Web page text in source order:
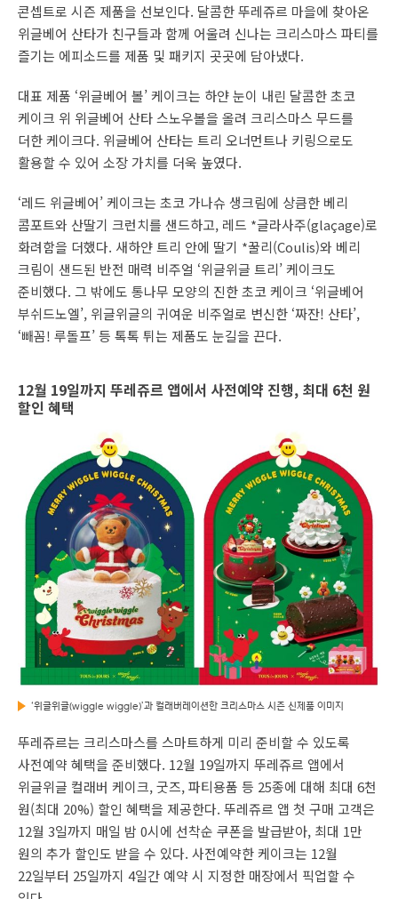
콘셉트로 시즌 제품을 선보인다. 달콤한 뚜레쥬르 마을에 찾아온
위글베어 산타가 친구들과 함께 어울려 신나는 크리스마스 파티를
즐기는 에피소드를 제품 및 패키지 곳곳에 담아냈다.
대표 제품 ‘위글베어 볼’ 케이크는 하얀 눈이 내린 달콤한 초코
케이크 위 위글베어 산타 스노우볼을 올려 크리스마스 무드를
더한 케이크다. 위글베어 산타는 트리 오너먼트나 키링으로도
활용할 수 있어 소장 가치를 더욱 높였다.
‘레드 위글베어’ 케이크는 초코 가나슈 생크림에 상큼한 베리
콤포트와 산딸기 크런치를 샌드하고, 레드 *글라사주(glaçage)로
화려함을 더했다. 새하얀 트리 안에 딸기 *꿀리(Coulis)와 베리
크림이 샌드된 반전 매력 비주얼 ‘위글위글 트리’ 케이크도
준비했다. 그 밖에도 통나무 모양의 진한 초코 케이크 ‘위글베어
부쉬드노엘’, 위글위글의 귀여운 비주얼로 변신한 ‘짜잔! 산타’,
‘빼꼼! 루돌프’ 등 톡톡 튀는 제품도 눈길을 끈다.
12월 19일까지 뚜레쥬르 앱에서 사전예약 진행, 최대 6천 원
할인 혜택
‘위글위글(wiggle wiggle)’과 컬래버레이션한 크리스마스 시즌 신제품 이미지
뚜레쥬르는 크리스마스를 스마트하게 미리 준비할 수 있도록
사전예약 혜택을 준비했다. 12월 19일까지 뚜레쥬르 앱에서
위글위글 컬래버 케이크, 굿즈, 파티용품 등 25종에 대해 최대 6천
원(최대 20%) 할인 혜택을 제공한다. 뚜레쥬르 앱 첫 구매 고객은
12월 3일까지 매일 밤 0시에 선착순 쿠폰을 발급받아, 최대 1만
원의 추가 할인도 받을 수 있다. 사전예약한 케이크는 12월
22일부터 25일까지 4일간 예약 시 지정한 매장에서 픽업할 수